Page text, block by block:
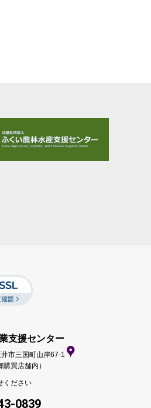
支援センター
市三国町山岸67-1
買店舗内）
ください
0839